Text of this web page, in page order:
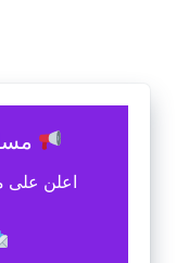
اعلن على